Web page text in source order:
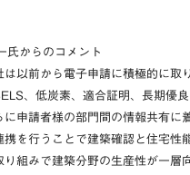
氏からのコメント
以前から電子申請に積極的に
、低炭素、適合証明、長期優
申請者様の部門間の情報共有
を行うことで建築確認と住宅
組みで建築分野の生産性が一